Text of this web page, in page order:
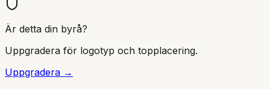
Är detta din byrå?
Uppgradera för logotyp och topplacering.
Uppgradera →